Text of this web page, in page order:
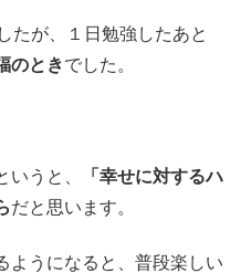
たが、１日勉強したあと
のときでした。
うと、
「幸せに対するハ
だと思います。
ようになると、普段楽しい